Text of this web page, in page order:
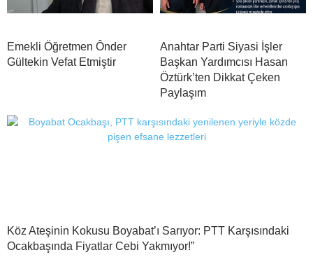
Emekli Öğretmen Ônder
Gültekin Vefat Etmiştir
Anahtar Parti Siyasi İşler
Başkan Yardımcısı Hasan
Öztürk’ten Dikkat Çeken
Paylaşım
Köz Ateşinin Kokusu Boyabat’ı Sarıyor: PTT Karşısındaki
Ocakbaşında Fiyatlar Cebi Yakmıyor!”